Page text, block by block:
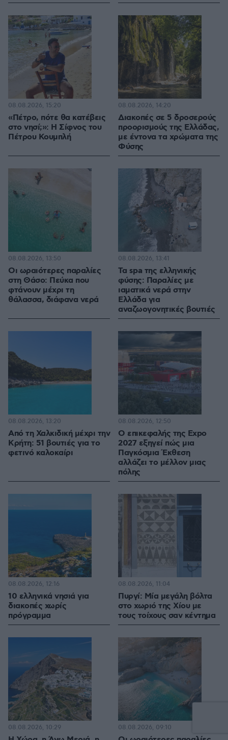
«Πέτρο, πότε θα κατέβεις
στο νησί;»: Η Σίφνος του
Πέτρου Κουμπλή
08.08.2026, 15:20
Διακοπές σε 5 δροσερούς
προορισμούς της Ελλάδας,
με έντονα τα χρώματα της
Φύσης
08.08.2026, 14:20
Οι ωραιότερες παραλίες
στη Θάσο: Πεύκα που
φτάνουν μέχρι τη
θάλασσα, διάφανα νερά
08.08.2026, 13:50
Τα spa της ελληνικής
φύσης: Παραλίες με
ιαματικά νερά στην
Ελλάδα για
αναζωογονητικές βουτιές
08.08.2026, 13:41
Από τη Χαλκιδική μέχρι την
Κρήτη: 51 βουτιές για το
φετινό καλοκαίρι
08.08.2026, 13:20
Ο επικεφαλής της Expo
2027 εξηγεί πώς μια
Παγκόσμια Έκθεση
αλλάζει το μέλλον μιας
πόλης
08.08.2026, 12:50
10 ελληνικά νησιά για
διακοπές χωρίς
πρόγραμμα
08.08.2026, 12:16
Πυργί: Mία μεγάλη βόλτα
στο χωριό της Χίου με
τους τοίχους σαν κέντημα
08.08.2026, 11:04
08.08.2026, 10:29 08.08.2026, 09:10